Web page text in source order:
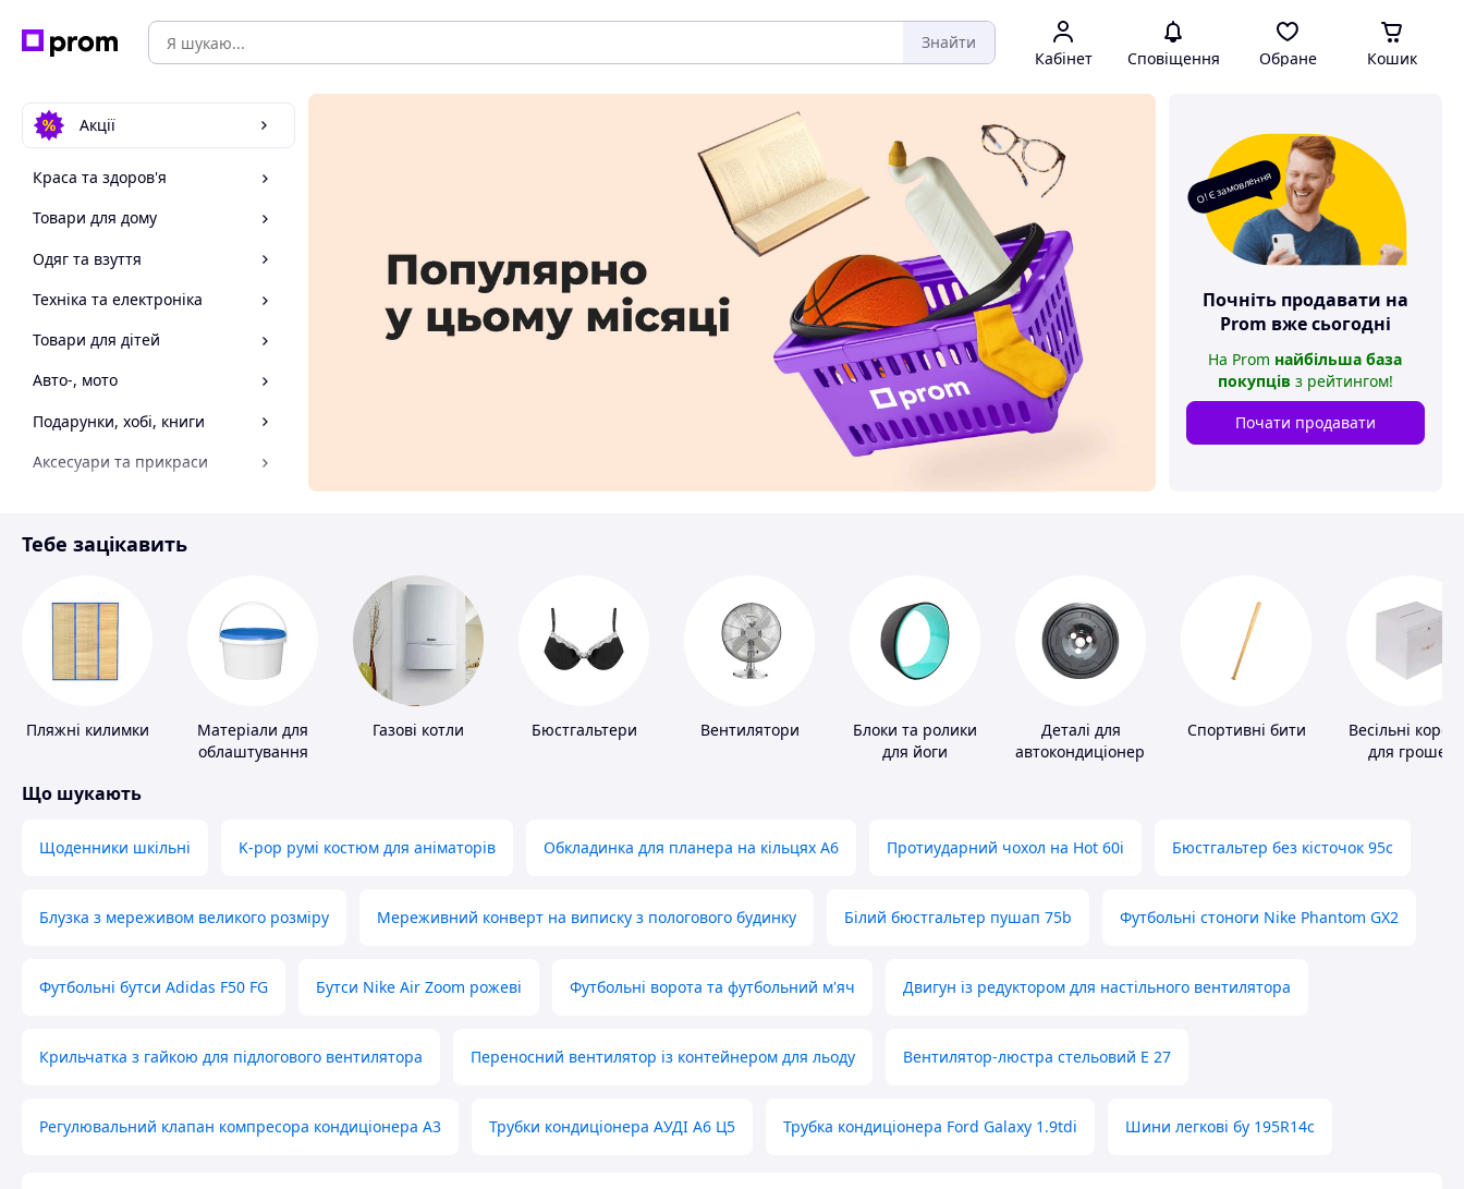
Знайти
Кабінет Сповіщення Обране Кошик
Акції
Краса та здоров'я
Товари для дому
Одяг та взуття
Техніка та електроніка
Товари для дітей
Авто-, мото
Подарунки, хобі, книги
Аксесуари та прикраси
Спорт і відпочинок
О! Є замовлення
Почніть продавати на
Prom вже сьогодні
На Prom найбільша база
покупців з рейтингом!
Почати продавати
Тебе зацікавить
Пляжні килимки
Матеріали для
облаштування
Газові котли Бюстгальтери Вентилятори
Блоки та ролики
для йоги
Деталі для
автокондиціонерів
Спортивні бити
Весільні
для грошей
Що шукають
Щоденники шкільні K-pop румі костюм для аніматорів Обкладинка для планера на кільцях А6 Протиударний чохол на Hot 60i Бюстгальтер без кісточок 95с
Блузка з мереживом великого розміру Мереживний конверт на виписку з пологового будинку Білий бюстгальтер пушап 75b Футбольні стоноги Nike Phantom GX2
Футбольні бутси Adidas F50 FG Бутси Nike Air Zoom рожеві Футбольні ворота та футбольний м'яч Двигун із редуктором для настільного вентилятора
Крильчатка з гайкою для підлогового вентилятора Переносний вентилятор із контейнером для льоду Вентилятор-люстра стельовий E 27
Регулювальний клапан компресора кондиціонера А3 Трубки кондиціонера АУДІ А6 Ц5 Трубка кондиціонера Ford Galaxy 1.9tdi Шини легкові бу 195R14c